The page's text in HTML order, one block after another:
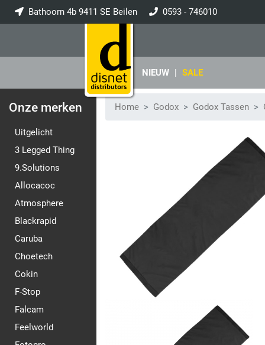
Bathoorn 4b 9411 SE Beilen 0593 - 746010
NIEUW | SALE
Onze merken
Uitgelicht
3 Legged Thing
9.Solutions
Allocacoc
Atmosphere
Blackrapid
Caruba
Choetech
Cokin
F-Stop
Falcam
Feelworld
Home Godox Godox Tassen